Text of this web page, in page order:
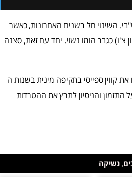
השינוי חל בשנים האחרונות, כאשר
צ'ו) כגבר הומו נשוי. יחד עם זאת, סצנה
ספייסי בתקיפה מינית בשנות ה
התזמון והניסיון לתרץ את ההטרדות
,נשיקה